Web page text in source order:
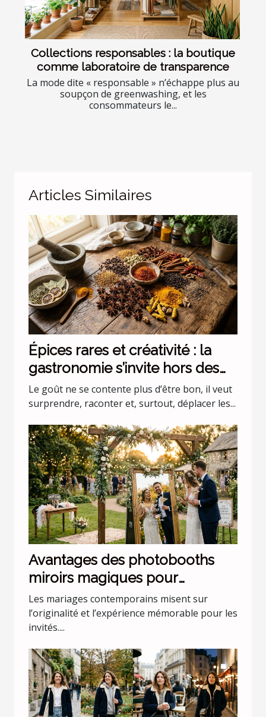
Collections responsables : la boutique
comme laboratoire de transparence
La mode dite « responsable » n’échappe plus au
soupçon de greenwashing, et les
consommateurs le...
Articles Similaires
Épices rares et créativité : la
gastronomie s’invite hors des
codes
Le goût ne se contente plus d’être bon, il veut
surprendre, raconter et, surtout, déplacer les...
Avantages des photobooths
miroirs magiques pour
mariages uniques
Les mariages contemporains misent sur
l’originalité et l’expérience mémorable pour les
invités....